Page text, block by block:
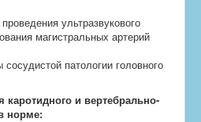
ультразвукового
магистральных артерий
патологии головного
каротидного и вертебрально-
норме: